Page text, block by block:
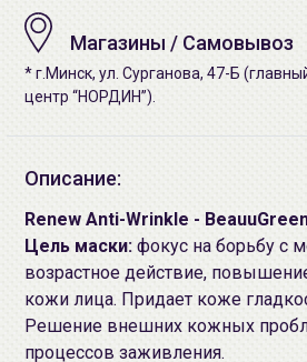
Магазины / Самовывоз
* г.Минск, ул. Сурганова, 47-Б
центр “НОРДИН”).
Описание:
Renew Anti-Wrinkle -
Цель маски: фокус на борьбу с
возрастное действие,
кожи лица. Придает коже
Решение внешних кожных
процессов заживления.